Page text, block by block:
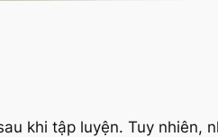
khi tập luyện. Tuy nhiên,